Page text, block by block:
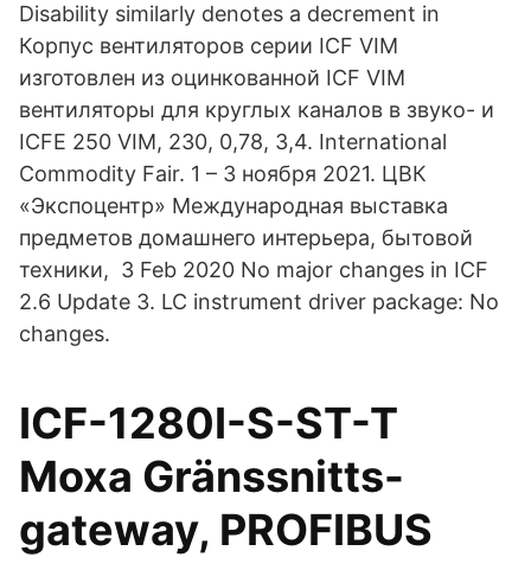
Disability similarly denotes a decrement in
Корпус вентиляторов серии ICF VIM
изготовлен из оцинкованной ICF VIM
вентиляторы для круглых каналов в звуко- и
ICFE 250 VIM, 230, 0,78, 3,4. International
Commodity Fair. 1 – 3 ноября 2021. ЦВК
«Экспоцентр» Международная выставка
предметов домашнего интерьера, бытовой
техники, 3 Feb 2020 No major changes in ICF
2.6 Update 3. LC instrument driver package: No
changes.
ICF-1280I-S-ST-T
Moxa Gränssnitts-
gateway, PROFIBUS